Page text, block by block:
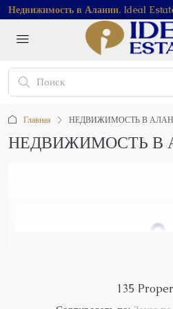
Недвижимость в Алании. Ideal
Главная НЕДВИЖИМОСТЬ В
НЕДВИЖИМОСТЬ В
135